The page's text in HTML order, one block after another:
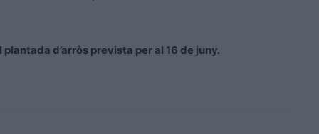
d’arròs prevista per al 16 de juny.